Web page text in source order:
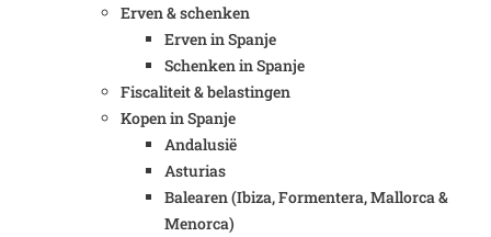
Erven & schenken
Erven in Spanje
Schenken in Spanje
Fiscaliteit & belastingen
Kopen in Spanje
Andalusië
Asturias
Balearen (Ibiza, Formentera, Mallorca &
Menorca)